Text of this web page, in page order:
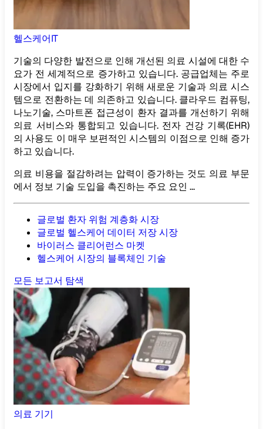
헬스케어IT
기술의 다양한 발전으로 인해 개선된 의료 시설에 대한 수
요가 전 세계적으로 증가하고 있습니다. 공급업체는 주로
시장에서 입지를 강화하기 위해 새로운 기술과 의료 시스
템으로 전환하는 데 의존하고 있습니다. 클라우드 컴퓨팅,
나노기술, 스마트폰 접근성이 환자 결과를 개선하기 위해
의료 서비스와 통합되고 있습니다. 전자 건강 기록(EHR)
의 사용도 이 매우 보편적인 시스템의 이점으로 인해 증가
하고 있습니다.
의료 비용을 절감하려는 압력이 증가하는 것도 의료 부문
에서 정보 기술 도입을 촉진하는 주요 요인 ...
글로벌 환자 위험 계층화 시장
글로벌 헬스케어 데이터 저장 시장
바이러스 클리어런스 마켓
헬스케어 시장의 블록체인 기술
모든 보고서 탐색
의료 기기